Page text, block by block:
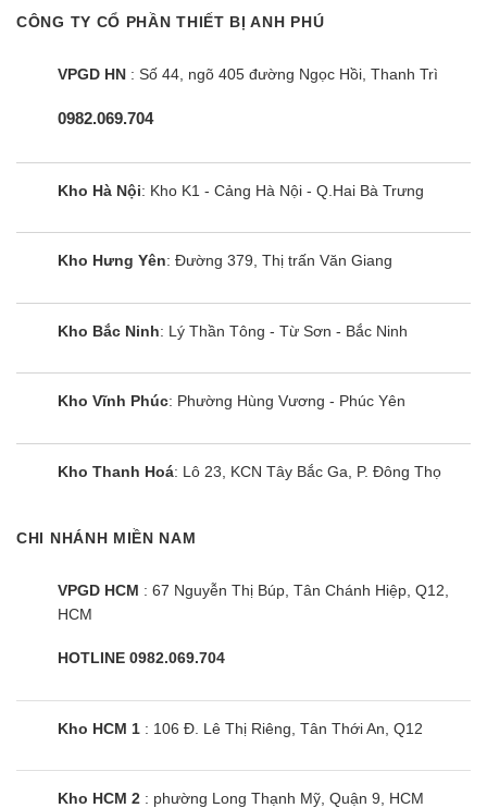
CÔNG TY CỔ PHẦN THIẾT BỊ ANH PHÚ
VPGD HN : Số 44, ngõ 405 đường Ngọc Hồi, Thanh Trì
0982.069.704
Kho Hà Nội: Kho K1 - Cảng Hà Nội - Q.Hai Bà Trưng
Kho Hưng Yên: Đường 379, Thị trấn Văn Giang
Kho Bắc Ninh: Lý Thần Tông - Từ Sơn - Bắc Ninh
Kho Vĩnh Phúc: Phường Hùng Vương - Phúc Yên
Kho Thanh Hoá: Lô 23, KCN Tây Bắc Ga, P. Đông Thọ
CHI NHÁNH MIỀN NAM
VPGD HCM : 67 Nguyễn Thị Búp, Tân Chánh Hiệp, Q12,
HCM
HOTLINE 0982.069.704
Kho HCM 1 : 106 Đ. Lê Thị Riêng, Tân Thới An, Q12
Kho HCM 2 : phường Long Thạnh Mỹ, Quận 9, HCM